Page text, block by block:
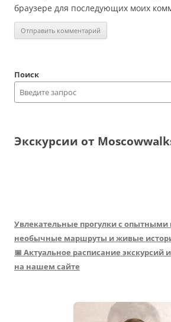
браузере для последующих моих
Поиск
Экскурсии от
Увлекательные прогулки с опытными
необычные маршруты и живые
📅 Актуальное расписание экскурсий
на нашем сайте